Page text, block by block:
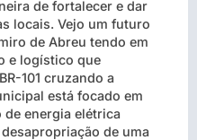
de fortalecer e dar
locais. Vejo um futuro
de Abreu tendo em
e logístico que
101 cruzando a
está focado em
de energia elétrica
de uma